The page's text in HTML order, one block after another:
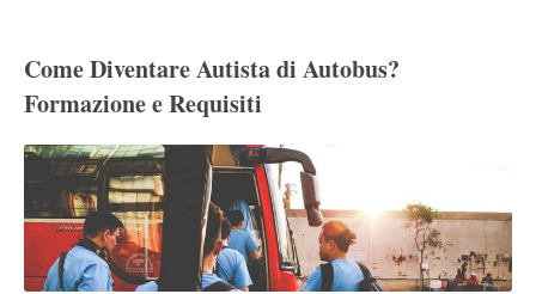
Come Diventare Autista di Autobus?
Formazione e Requisiti